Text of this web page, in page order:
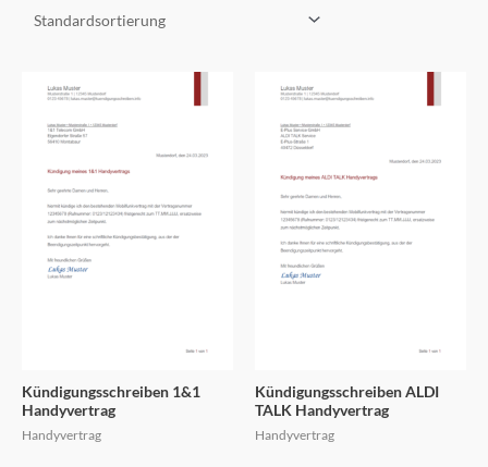
Kündigungsschreiben 1&1
Handyvertrag
Handyvertrag
Kündigungsschreiben ALDI
TALK Handyvertrag
Handyvertrag